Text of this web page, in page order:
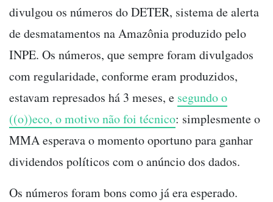
divulgou os números do DETER, sistema de alerta
de desmatamentos na Amazônia produzido pelo
INPE. Os números, que sempre foram divulgados
com regularidade, conforme eram produzidos,
estavam represados há 3 meses, e segundo o
((o))eco, o motivo não foi técnico: simplesmente o
MMA esperava o momento oportuno para ganhar
dividendos políticos com o anúncio dos dados.
Os números foram bons como já era esperado.